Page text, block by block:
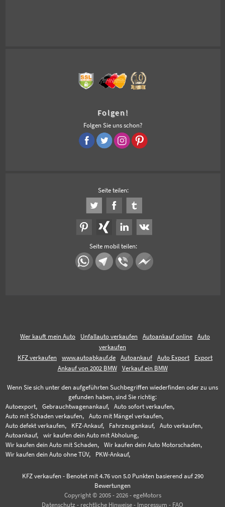
Folgen!
Folgen Sie uns schon?
Seite teilen:
Seite mobil teilen:
Wer kauft mein Auto Unfallauto verkaufen Autoankauf online
Auto
verkaufen
KFZ verkaufen
www.autoabkauf.de Autoankauf Auto Export
Export
Ankauf von 2002 BMW
Verkauf ein BMW
Wenn Sie sich unter den aufgeführten Suchbegriffen wiederfinden oder zu uns
gefunden haben, sind Sie richtig:
Autoexport,
Gebrauchtwagenankauf,
Auto sofort verkaufen,
Auto mit Schaden verkaufen,
Auto mit Mängel verkaufen,
Auto defekt verkaufen,
KFZ-Ankauf, Fahrzeugankauf,
Auto verkaufen,
Autoankauf,
wir kaufen dein Auto mit Abholung,
Wir kaufen dein Auto mit Schaden,
Wir kaufen dein Auto Motorschaden,
Wir kaufen dein Auto ohne TÜV,
PKW-Ankauf,
KFZ verkaufen- Benotet mit 4.76von 5.0 Punkten basierend auf 290
Bewertungen
Copyright © 2005 - 2026 - egeMotors
Datenschutz - rechtliche Hinweise - Impressum - FAQ